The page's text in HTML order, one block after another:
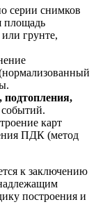
серии снимков
площадь
грунте,
подтопления,
карт
ПДК (метод
к заключению
построения и